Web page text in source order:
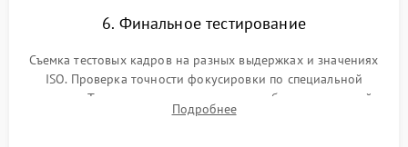
6. Финальное тестирование
Съемка тестовых кадров на разных выдержках и значениях
ISO. Проверка точности фокусировки по специальной
мишени. Тест записи на карту памяти, работы встроенной
вспышки, микрофона и всех кнопок управления.
Подробнее